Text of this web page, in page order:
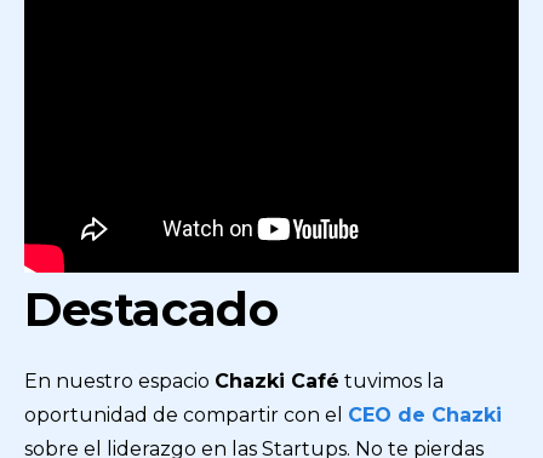
Destacado
En nuestro espacio Chazki Café tuvimos la
oportunidad de compartir con el CEO de Chazki
sobre el liderazgo en las Startups. No te pierdas